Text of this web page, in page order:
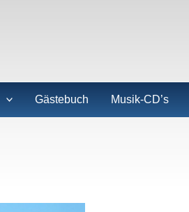
Gästebuch Musik-CD’s